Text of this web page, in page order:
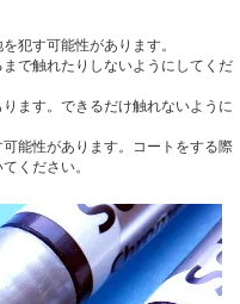
犯す可能性があります。
で触れたりしないようにしてくだ
ます。できるだけ触れないように
能性があります。コートをする際
ください。